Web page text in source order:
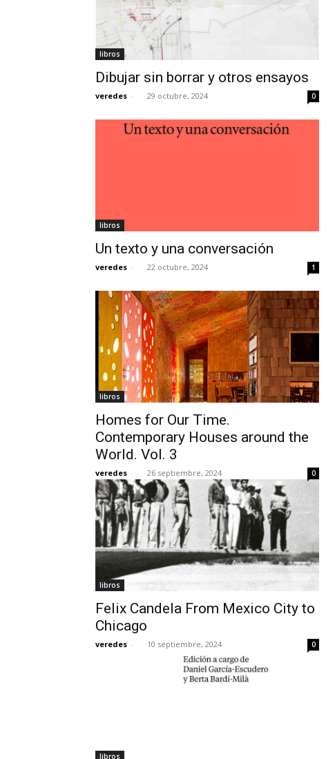
libros
Dibujar sin borrar y otros ensayos
veredes - 29 octubre, 2024 0
libros
Un texto y una conversación
veredes - 22 octubre, 2024 1
libros
Homes for Our Time.
Contemporary Houses around the
World. Vol. 3
veredes - 26 septiembre, 2024 0
libros
Felix Candela From Mexico City to
Chicago
veredes - 10 septiembre, 2024 0
libros